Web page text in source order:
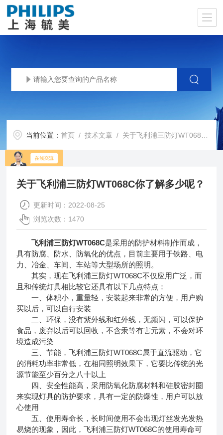
当前位置：首页 /技术文章 / 关于飞利浦三防灯WT068C你了解多少呢？
关于飞利浦三防灯WT068C你了解多少呢？
更新时间：2022-08-25
浏览次数：1470
飞利浦三防灯WT068C是采用的防护材料制作而成，
具有防腐、防水、防氧化的优点，目前主要用于铁路、电
力、冶金、车间、车站等大型场所的照明。
其实，现在飞利浦三防灯WT068C不仅应用广泛，而
且和传统灯具相比较它还具有以下几点特点：
一、体积小，重量轻，安装起来非常的方便，用户购
买以后，可以自行安装
二、环保，没有紫外线和红外线，无频闪，可以保护
食品，废弃以后可以回收，不含汞等有害元素，不会对环
境造成污染
三、节能，飞利浦三防灯WT068C属于直流驱动，它
的消耗功率非常低，在相同照明效果下，它要比传统的光
源节能至少百分之八十以上
四、安全性能高，采用防氧化防腐材料和硅胶密封圈
来实现灯具的防护要求，具有一定的防爆性，用户可以放
心使用
五、使用寿命长，长时间使用不会出现灯丝发光发热
易烧的现象，因此，飞利浦三防灯WT068C的使用寿命可